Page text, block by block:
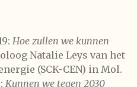
Hoe zullen we kunnen
Natalie Leys van het
(SCK-CEN) in Mol.
Kunnen we tegen 2030